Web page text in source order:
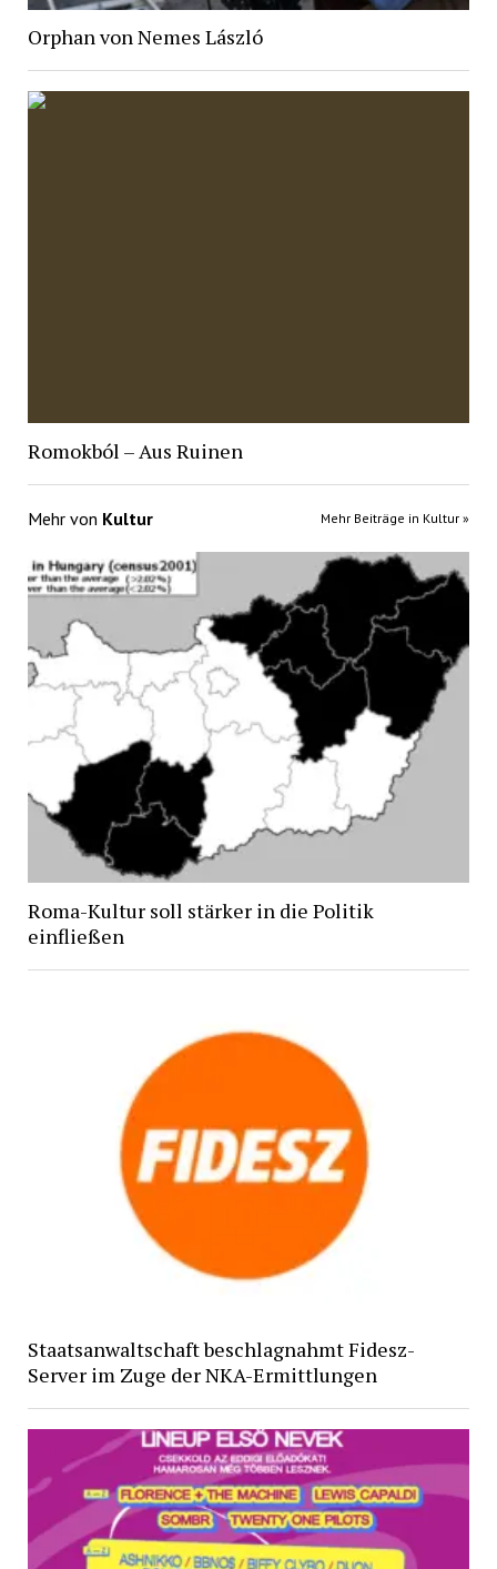
Orphan von Nemes László
Romokból – Aus Ruinen
Mehr von Kultur Mehr Beiträge in Kultur »
Roma-Kultur soll stärker in die Politik
einfließen
Staatsanwaltschaft beschlagnahmt Fidesz-
Server im Zuge der NKA-Ermittlungen